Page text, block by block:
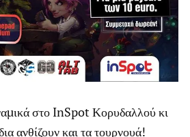
στο InSpot Κορυδαλλού κι
ανθίζουν και τα τουρνουά!